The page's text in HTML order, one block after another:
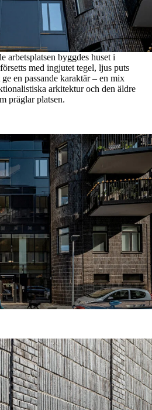
arbetsplatsen byggdes huset i
med ingjutet tegel, ljus puts
en passande karaktär – en mix
arkitektur och den äldre
präglar platsen.